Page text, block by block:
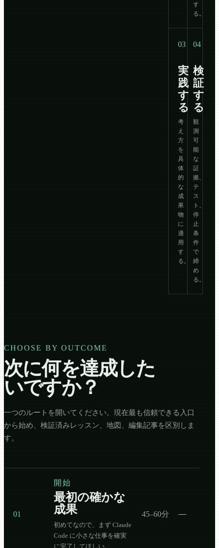
す
る。
03
実
践
す
る
考
え
方
を
具
体
的
な
成
果
物
に
適
用
す
る。
04
検
証
す
る
観
測
可
能
な
証
拠、
テ
ス
ト、
停
止
条
件
で
締
め
る。
CHOOSE BY OUTCOME
次に何を達成した
いですか？
一つのルートを開いてください。現在最も信頼できる入口
から始め、検証済みレッスン、地図、編集記事を区別しま
す。
01
開始
最初の確かな
成果
初めてなので、まず Claude
Code に小さな仕事を確実
に完了してほしい。
45–60分